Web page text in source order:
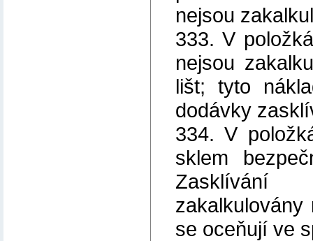
nejsou
333. V
nejsou
lišt; tyto
dodávky
334. V
sklem
Zasklívání
se oceňují ve